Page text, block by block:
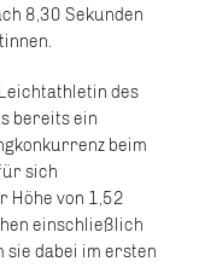
8,30 Sekunden
des
bereits ein
beim
sich
Höhe von 1,52
einschließlich
sie dabei im ersten